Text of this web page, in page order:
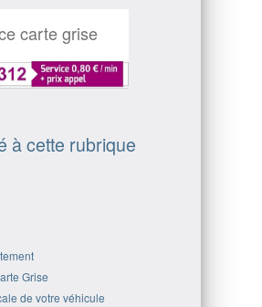
carte grise
à cette rubrique
Grise
de votre véhicule